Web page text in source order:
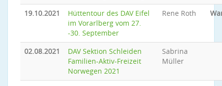
19.10.2021
Hüttentour des DAV Eifel
im Vorarlberg vom 27.
-30. September
Rene Roth
02.08.2021
DAV Sektion Schleiden
Familien-Aktiv-Freizeit
Norwegen 2021
Sabrina
Müller